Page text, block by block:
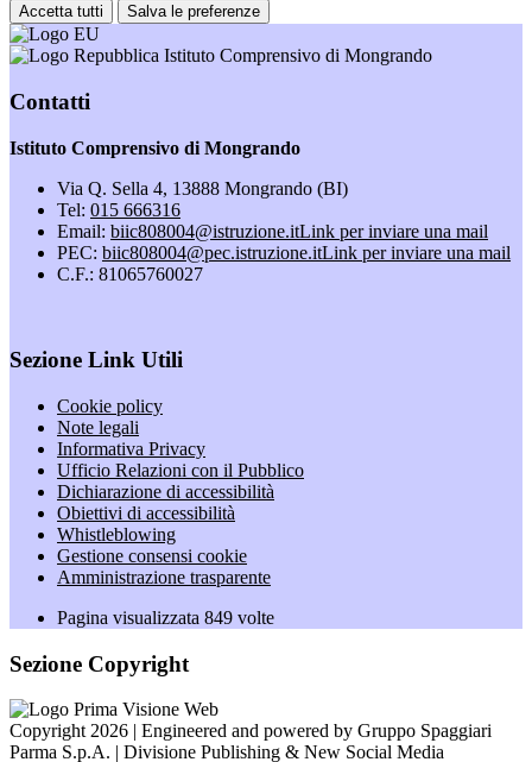
Accetta tutti Salva le preferenze
Istituto Comprensivo di Mongrando
Contatti
Istituto Comprensivo di Mongrando
Via Q. Sella 4, 13888 Mongrando (BI)
Tel: 015 666316
Email: biic808004@istruzione.itLink per inviare una mail
PEC: biic808004@pec.istruzione.itLink per inviare una mail
C.F.: 81065760027
Sezione Link Utili
Cookie policy
Note legali
Informativa Privacy
Ufficio Relazioni con il Pubblico
Dichiarazione di accessibilità
Obiettivi di accessibilità
Whistleblowing
Gestione consensi cookie
Amministrazione trasparente
Pagina visualizzata 849 volte
Sezione Copyright
Copyright 2026 | Engineered and powered by Gruppo Spaggiari
Parma S.p.A. | Divisione Publishing & New Social Media